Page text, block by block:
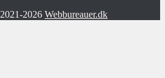
2026 Webbureauer.dk